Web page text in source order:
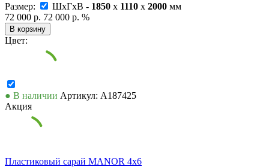
Размер:
ШxГxВ - 1850 x 1110 x 2000 мм
72 000 р. 72 000 р. %
В корзину
Цвет:
● В наличии Артикул: А187425
Акция
Пластиковый сарай MANOR 4x6